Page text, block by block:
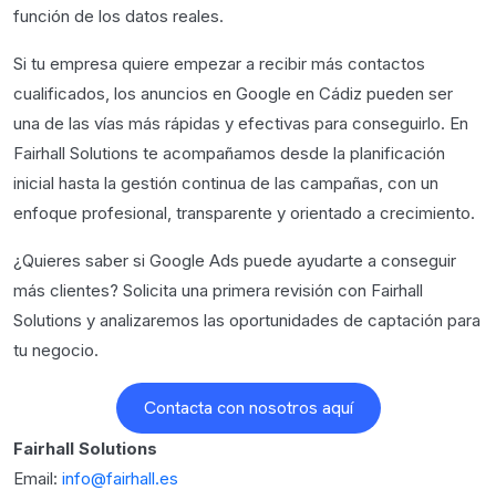
función de los datos reales.
Si tu empresa quiere empezar a recibir más contactos
cualificados, los anuncios en Google en Cádiz pueden ser
una de las vías más rápidas y efectivas para conseguirlo. En
Fairhall Solutions te acompañamos desde la planificación
inicial hasta la gestión continua de las campañas, con un
enfoque profesional, transparente y orientado a crecimiento.
¿Quieres saber si Google Ads puede ayudarte a conseguir
más clientes? Solicita una primera revisión con Fairhall
Solutions y analizaremos las oportunidades de captación para
tu negocio.
Contacta con nosotros aquí
Fairhall Solutions
Email: info@fairhall.es